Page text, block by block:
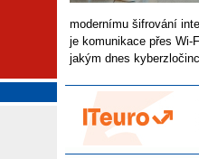
modernímu šifrování
je komunikace přes Wi-
jakým dnes